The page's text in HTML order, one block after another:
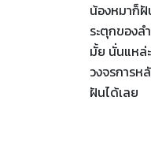
น้องหมาก็ฝั
ระตุกของล
มั้ย นั่นแหล่
วงจรการ
ฝันได้เลย